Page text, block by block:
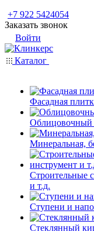
+7 922 5424054
Заказать звонок
Войти
Каталог
Фасадная
Облицовочный
Минеральная,
Строительные
и т.д.
Ступени и
Cтеклянный